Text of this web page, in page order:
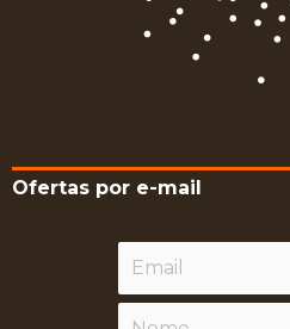
Ofertas por e-mail